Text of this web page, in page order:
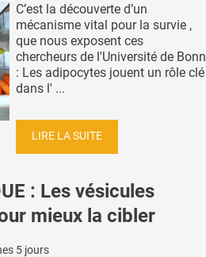
C’est la découverte d’un
mécanisme vital pour la survie ,
que nous exposent ces
chercheurs de l'Université de Bonn
: Les adipocytes jouent un rôle clé
dans l' ...
LIRE LA SUITE
: Les vésicules
mieux la cibler
5 jours